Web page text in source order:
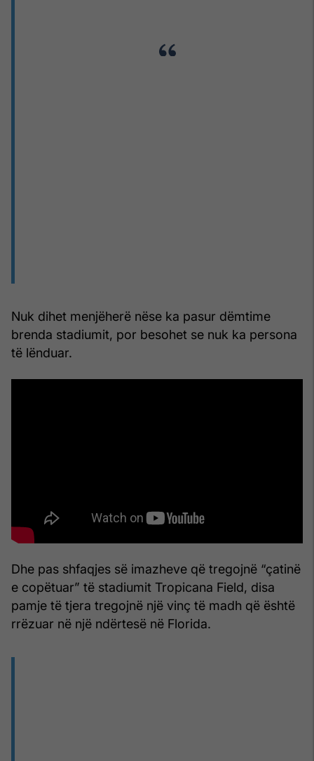
Nuk dihet menjëherë nëse ka pasur dëmtime
brenda stadiumit, por besohet se nuk ka persona
të lënduar.
Dhe pas shfaqjes së imazheve që tregojnë “çatinë
e copëtuar” të stadiumit Tropicana Field, disa
pamje të tjera tregojnë një vinç të madh që është
rrëzuar në një ndërtesë në Florida.